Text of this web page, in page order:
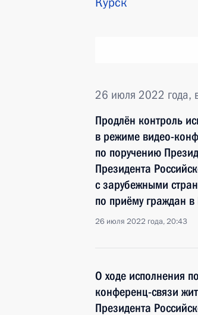
26 июля 2022 года,
Продлён контроль
в режиме видео-
по поручению
Президента
с зарубежными
по приёму граждан
26 июля 2022 года, 20:43
О ходе исполнения
конференц-связи
Президента